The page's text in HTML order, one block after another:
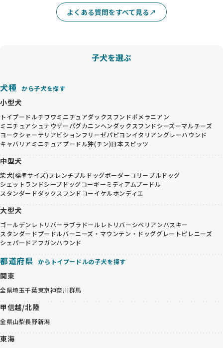
よくある質問をすべて見る
子犬を選ぶ
犬種 から子犬を探す
小型犬
トイプードルチワワミニチュアダックスフンドポメラニアン
ミニチュアシュナウザーパグカニンヘンダックスフンドシーズーマルチーズ
ヨークシャーテリアビションフリーゼパピヨンイタリアングレーハウンド
キャバリア ミニチュアプードル狆(チン)日本スピッツ
中型犬
柴犬(標準サイズ)フレンチブルドッグボーダーコリーブルドッグ
シェットランドシープドッグコーギーミディアムプードル
スタンダードダックスフンドコーイケルホンディエ
大型犬
ゴールデンレトリバー ラブラドールレトリバーシベリアンハスキー
スタンダードプードルバーニーズ・マウンテン・ドッググレートピレニーズ
シェパードアフガンハウンド
都道府県 からトイプードルの子犬を探す
関東
全県埼玉千葉東京神奈川群馬
甲信越/北陸
全県山梨長野新潟
東海